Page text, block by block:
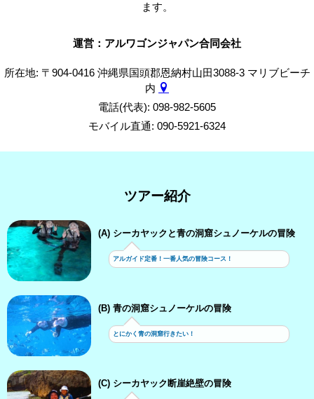
ます。
運営：アルワゴンジャパン合同会社
所在地: 〒904-0416 沖縄県国頭郡恩納村山田3088-3 マリブビーチ
内
電話(代表): 098-982-5605
モバイル直通: 090-5921-6324
ツアー紹介
(A) シーカヤックと青の洞窟シュノーケルの冒険
アルガイド定番！一番人気の冒険コース！
(B) 青の洞窟シュノーケルの冒険
とにかく青の洞窟行きたい！
(C) シーカヤック断崖絶壁の冒険